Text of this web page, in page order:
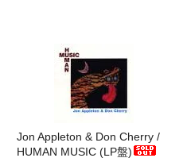
Jon Appleton & Don Cherry /
HUMAN MUSIC (LP盤)